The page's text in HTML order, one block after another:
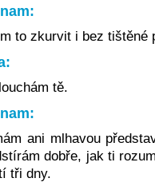
to zkurvit i bez tištěné
tě.
ani mlhavou
dobře, jak ti
tři dny.